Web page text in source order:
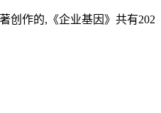
创作的,《企业基因》共有202